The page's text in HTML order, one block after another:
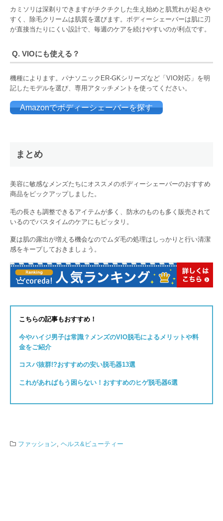
カミソリは深剃りできますがチクチクした生え始めと肌荒れが起きや
すく、除毛クリームは肌質を選びます。ボディーシェーバーは肌に刃
が直接当たりにくい設計で、毎週のケアを続けやすいのが利点です。
Q. VIOにも使える？
機種によります。パナソニックER-GKシリーズなど「VIO対応」を明
記したモデルを選び、専用アタッチメントを使ってください。
Amazonでボディーシェーバーを探す
まとめ
美容に敏感なメンズたちにオススメのボディーシェーバーのおすすめ
商品をピックアップしました。
毛の長さも調整できるアイテムが多く、防水のものも多く販売されて
いるのでバスタイムのケアにもピッタリ。
夏は肌の露出が増える機会なのでムダ毛の処理はしっかりと行い清潔
感をキープしておきましょう。
こちらの記事もおすすめ！
今やハイジ男子は常識？メンズのVIO脱毛によるメリットや料
金をご紹介
コスパ抜群!?おすすめの安い脱毛器13選
これがあればもう困らない！おすすめのヒゲ脱毛器6選
ファッション, ヘルス&ビューティー